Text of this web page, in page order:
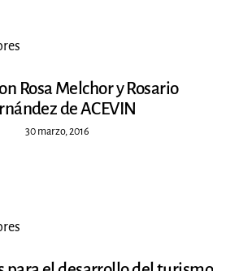
Rosa Melchor y Rosario
de ACEVIN
30 marzo, 2016